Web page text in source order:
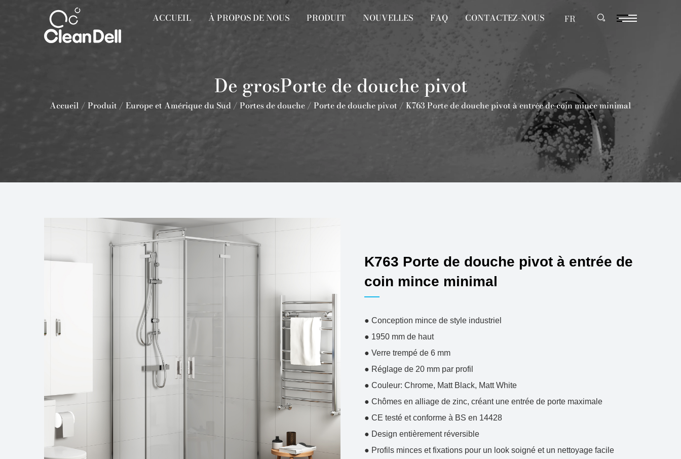
ACCUEIL À PROPOS DE NOUS PRODUIT NOUVELLES FAQ CONTACTEZ-NOUS FR
De grosPorte de douche pivot
Accueil / Produit / Europe et Amérique du Sud / Portes de douche / Porte de douche pivot / K763 Porte de douche pivot à entrée de coin mince minimal
K763 Porte de douche pivot à entrée de
coin mince minimal
● Conception mince de style industriel
● 1950 mm de haut
● Verre trempé de 6 mm
● Réglage de 20 mm par profil
● Couleur: Chrome, Matt Black, Matt White
● Chômes en alliage de zinc, créant une entrée de porte maximale
● CE testé et conforme à BS en 14428
● Design entièrement réversible
● Profils minces et fixations pour un look soigné et un nettoyage facile